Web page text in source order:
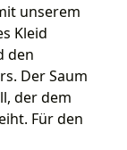
unserem
Kleid
den
Der Saum
der dem
Für den